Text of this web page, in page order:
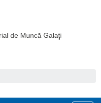
de Muncă Galaţi